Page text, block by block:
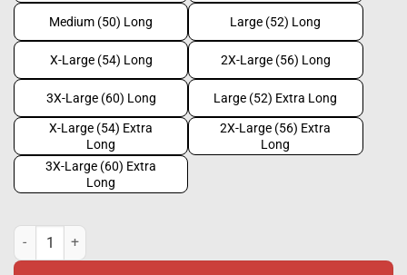
Medium (50) Long Large (52) Long
X-Large (54) Long 2X-Large (56) Long
3X-Large (60) Long Large (52) Extra Long
X-Large (54) Extra
Long
2X-Large (56) Extra
Long
3X-Large (60) Extra
Long
Tactical 112-overall quantity